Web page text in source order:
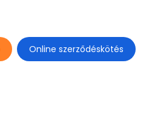
Online szerződéskötés